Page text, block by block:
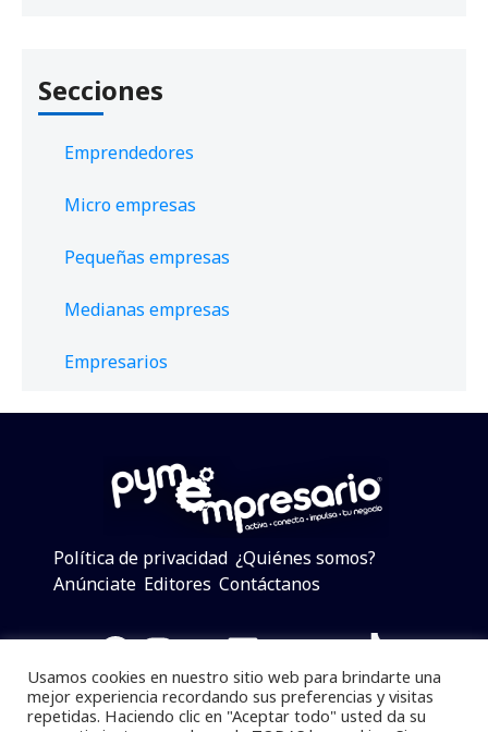
Secciones
Emprendedores
Micro empresas
Pequeñas empresas
Medianas empresas
Empresarios
Política de privacidad ¿Quiénes somos?
Anúnciate Editores Contáctanos
Facebook
Instagram
Twitter
LinkedIn
Telegram
YouTube
TikTok
Usamos cookies en nuestro sitio web para brindarte una
mejor experiencia recordando sus preferencias y visitas
repetidas. Haciendo clic en "Aceptar todo" usted da su